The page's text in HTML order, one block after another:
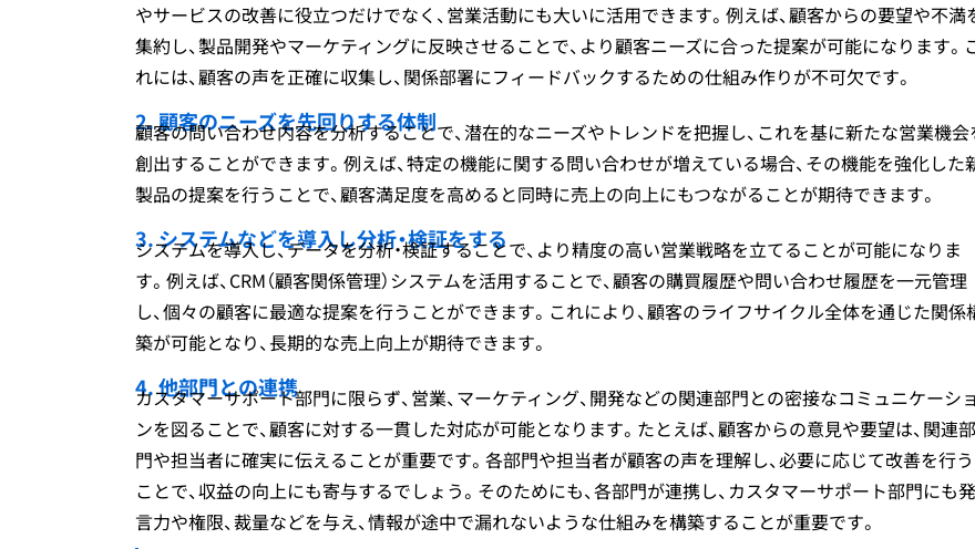
やサービスの改善に役立つだけでなく、営業活動にも大いに活用できます。例えば、顧客からの要望や不満
集約し、製品開発やマーケティングに反映させることで、より顧客ニーズに合った提案が可能になります。
れには、顧客の声を正確に収集し、関係部署にフィードバックするための仕組み作りが不可欠です。
2. 顧客のニーズを先回りする体制
顧客の問い合わせ内容を分析することで、潜在的なニーズやトレンドを把握し、これを基に新たな営業機会
創出することができます。例えば、特定の機能に関する問い合わせが増えている場合、その機能を強化した
製品の提案を行うことで、顧客満足度を高めると同時に売上の向上にもつながることが期待できます。
3. システムなどを導入し分析・検証をする
システムを導入し、データを分析・検証することで、より精度の高い営業戦略を立てることが可能になりま
す。例えば、CRM（顧客関係管理）システムを活用することで、顧客の購買履歴や問い合わせ履歴を一元管理
し、個々の顧客に最適な提案を行うことができます。これにより、顧客のライフサイクル全体を通じた関係
築が可能となり、長期的な売上向上が期待できます。
4. 他部門との連携
カスタマーサポート部門に限らず、営業、マーケティング、開発などの関連部門との密接なコミュニケーショ
ンを図ることで、顧客に対する一貫した対応が可能となります。たとえば、顧客からの意見や要望は、関連部
門や担当者に確実に伝えることが重要です。各部門や担当者が顧客の声を理解し、必要に応じて改善を行う
ことで、収益の向上にも寄与するでしょう。そのためにも、各部門が連携し、カスタマーサポート部門にも発
言力や権限、裁量などを与え、情報が途中で漏れないような仕組みを構築することが重要です。